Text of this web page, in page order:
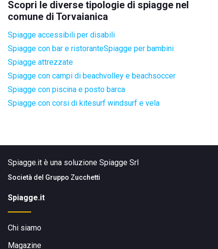
Scopri le diverse tipologie di spiagge nel
comune di Torvaianica
Spiagge accessibili per disabili
Spiagge con bar e ristoranteSpiagge per bambini
Spiagge attrezzate
Spiagge con campi di beachvolley e beachsoccer
Spiagge con piscina e posto barca
Spiagge con corsi di kitesurf windsurf e vela
Spiagge.it è una soluzione Spiagge Srl
Società del Gruppo Zucchetti
Spiagge.it
Chi siamo
Magazine